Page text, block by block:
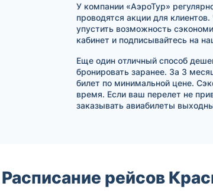
У компании «АэроТур»
проводятся акции для
упустить возможность
кабинет и подписывайтесь на
Еще один отличный способ
бронировать заранее. За 3
билет по минимальной цене.
время. Если ваш перелет не
заказывать авиабилеты
Расписание рейсов